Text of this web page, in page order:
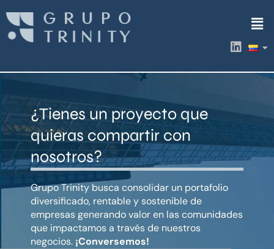
contenido
L
i
k
i
¿Tienes un proyecto que
quieras compartir con
nosotros?
Grupo Trinity busca consolidar un portafolio
diversificado, rentable y sostenible de
empresas generando valor en las comunidades
que impactamos a través de nuestros
negocios. ¡Conversemos!